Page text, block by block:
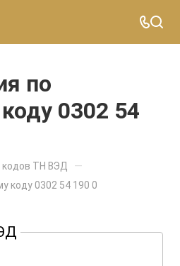
по
0302 54
кодов ТН ВЭД —
коду 0302 54 190 0